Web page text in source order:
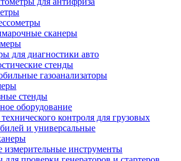
сканеры
для диагностики авто
стенды
газоанализаторы
стенды
оборудование
контроля для грузовых
и универсальные
измерительные инструменты